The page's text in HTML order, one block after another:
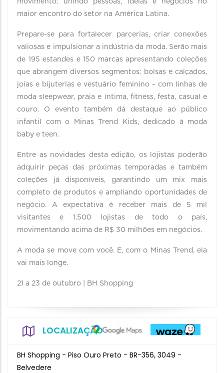
movimento: unindo pessoas, ideias e negócios no
maior encontro do setor na América Latina.
Prepare-se para fortalecer parcerias, criar conexões
valiosas e impulsionar a indústria da moda. Serão mais
de 195 estandes e 150 marcas apresentando coleções
que abrangem diversos segmentos: bolsas e calçados,
joias e bijuterias e vestuário feminino – com linhas de
moda sleepwear, praia e íntima, fitness, festa, casual e
couro. O evento também dá destaque ao público
infantil com o Minas Trend Kids, dedicado à moda
baby e teen.
Entre as novidades desta edição, os lojistas poderão
adquirir peças das próximas temporadas e também
coleções já disponíveis, garantindo um mix mais
completo de produtos e ampliando oportunidades de
negócio. A expectativa é receber mais de 5 mil
visitantes e 1.500 lojistas de todo o país,
movimentando acima de R$ 30 milhões em negócios.
A moda se move com você. E, com o Minas Trend, ela
vai mais longe.
21 a 23 de outubro | BH Shopping
LOCALIZAÇÃO
BH Shopping - Piso Ouro Preto - BR-356, 3049 -
Belvedere